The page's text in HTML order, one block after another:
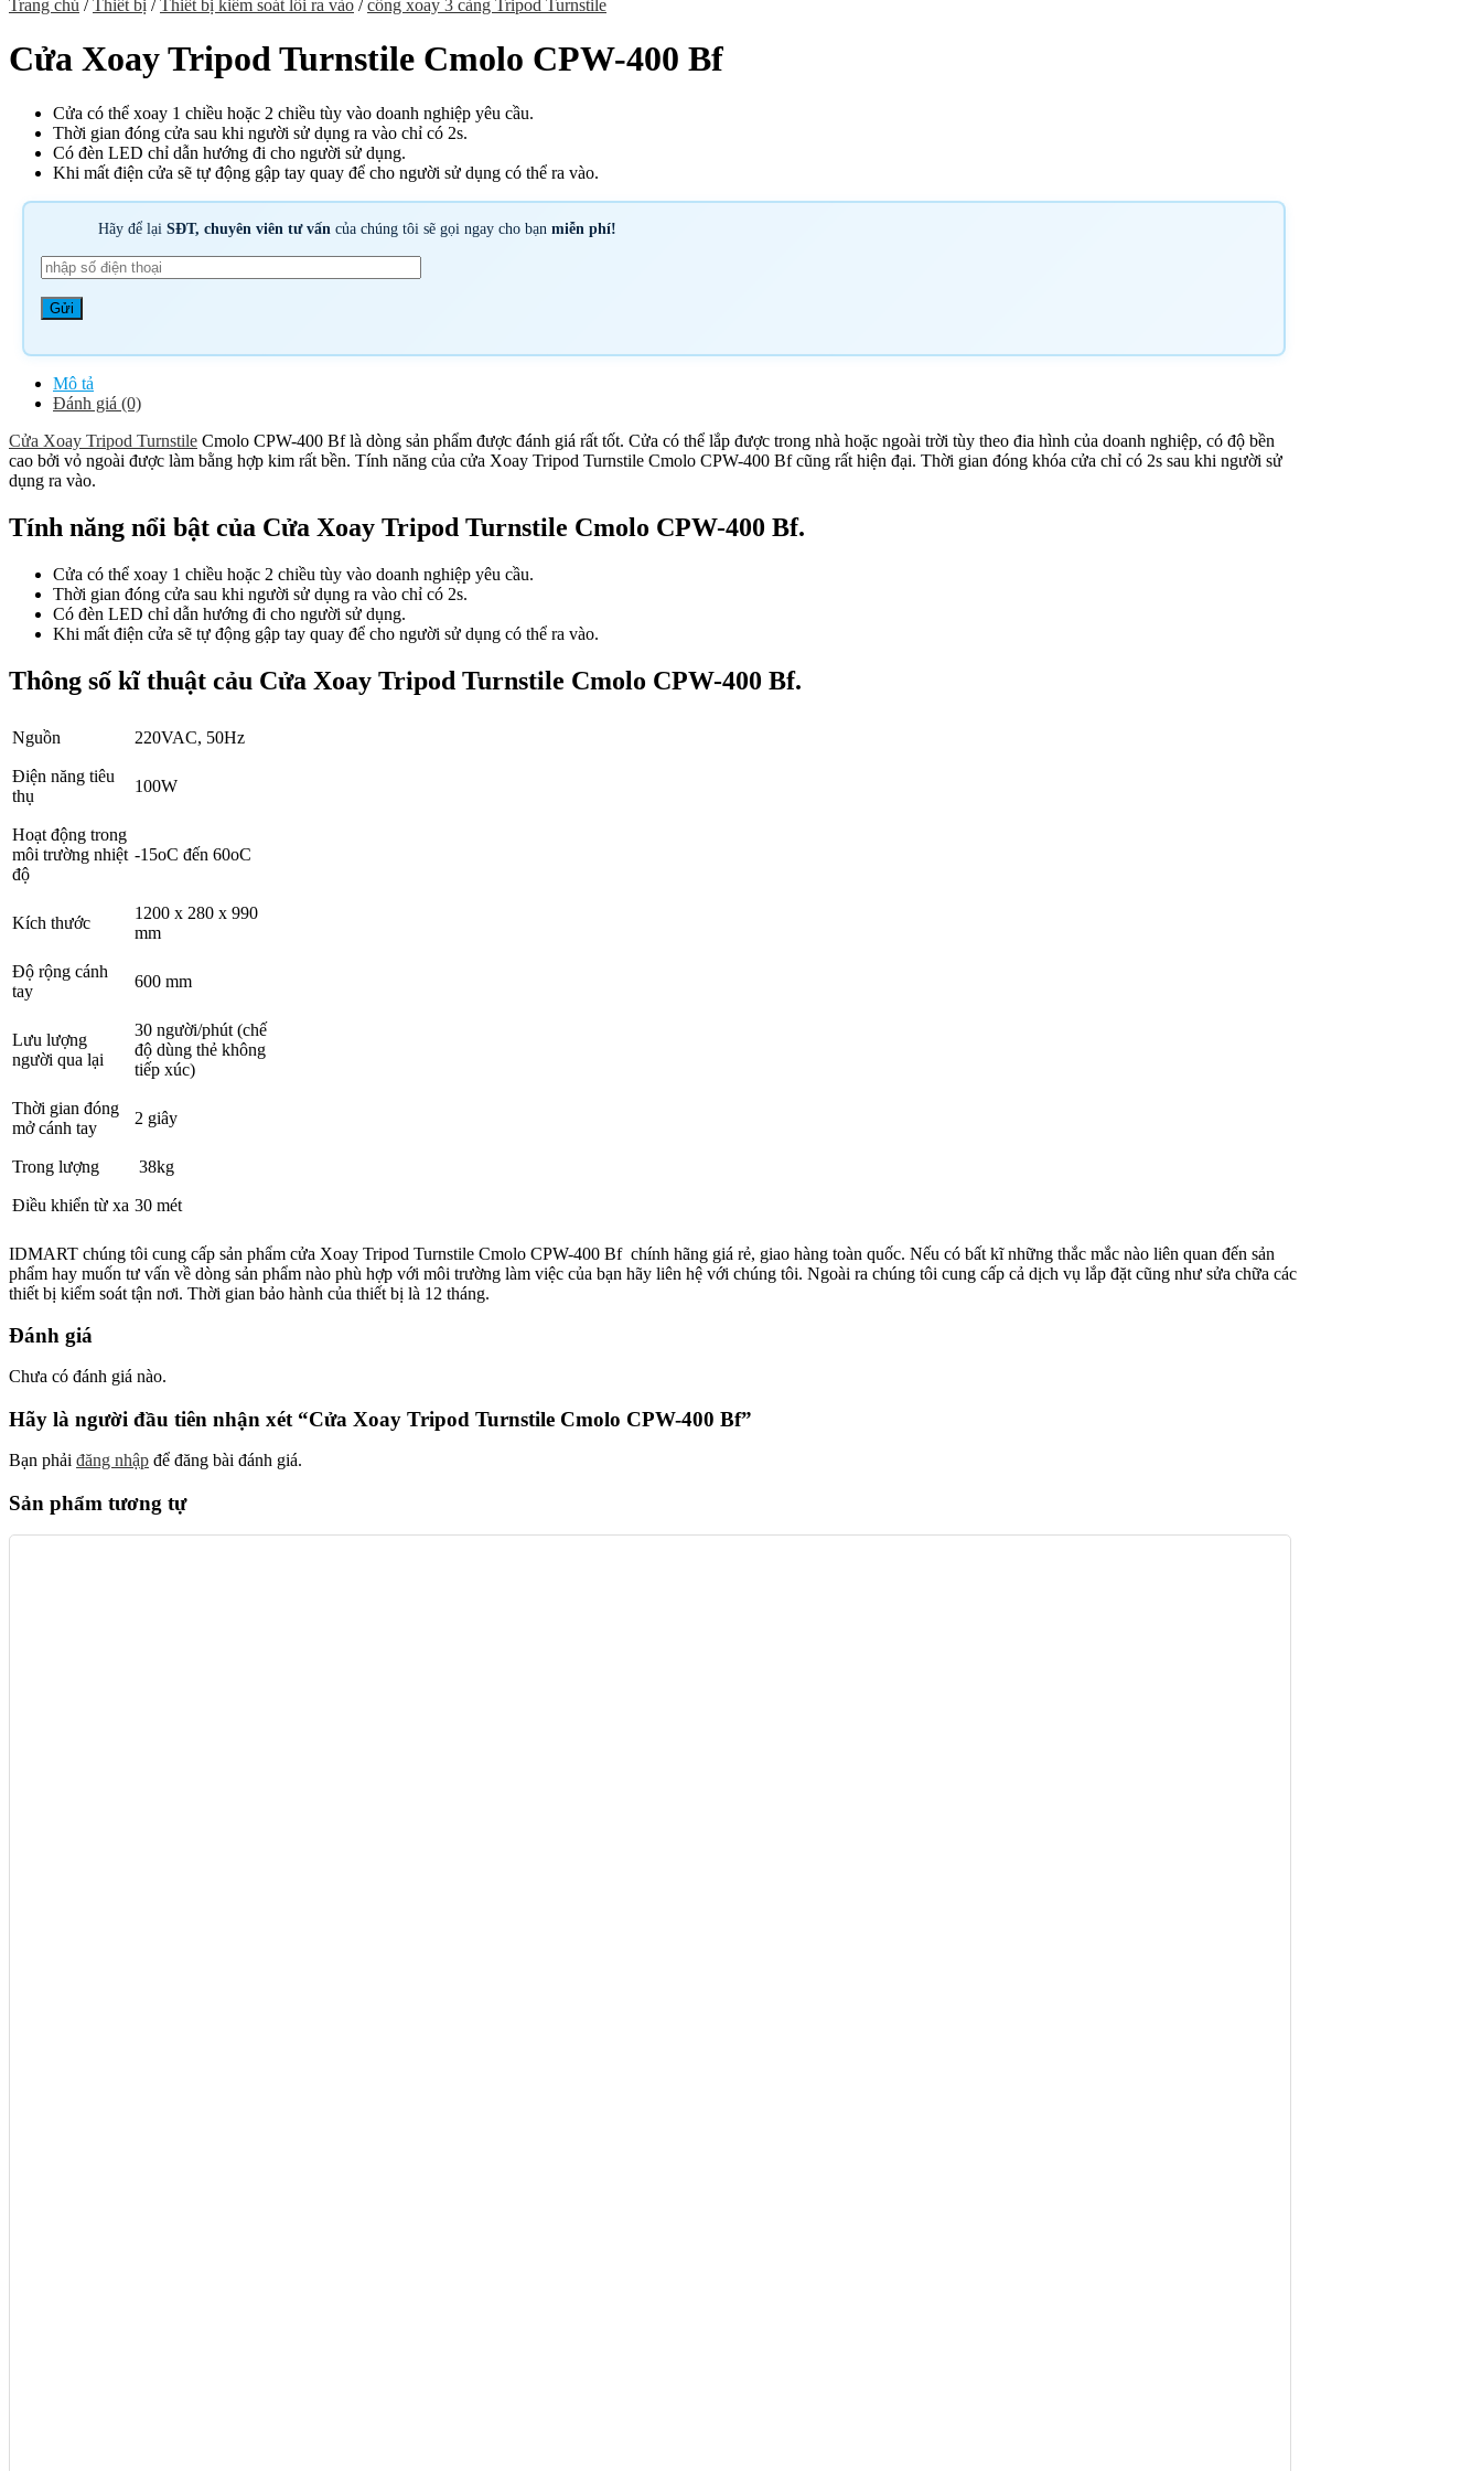
Trang chủ / Thiết bị / Thiết bị kiểm soát lối ra vào / cổng xoay 3 càng Tripod Turnstile
Cửa Xoay Tripod Turnstile Cmolo CPW-400 Bf
Cửa có thể xoay 1 chiều hoặc 2 chiều tùy vào doanh nghiệp yêu cầu.
Thời gian đóng cửa sau khi người sử dụng ra vào chỉ có 2s.
Có đèn LED chỉ dẫn hướng đi cho người sử dụng.
Khi mất điện cửa sẽ tự động gập tay quay để cho người sử dụng có thể ra vào.
Hãy để lạiSĐT, chuyên viên tư vấncủa chúng tôi sẽ gọi ngay cho bạn miễn phí!
Mô tả
Đánh giá (0)
Cửa Xoay Tripod Turnstile Cmolo CPW-400 Bf là dòng sản phẩm được đánh giá rất tốt. Cửa có thể lắp được trong nhà hoặc ngoài trời tùy theo đia hình của doanh nghiệp, có độ bền
cao bởi vỏ ngoài được làm bằng hợp kim rất bền. Tính năng của cửa Xoay Tripod Turnstile Cmolo CPW-400 Bf cũng rất hiện đại. Thời gian đóng khóa cửa chỉ có 2s sau khi người sử
dụng ra vào.
Tính năng nổi bật của Cửa Xoay Tripod Turnstile Cmolo CPW-400 Bf.
Cửa có thể xoay 1 chiều hoặc 2 chiều tùy vào doanh nghiệp yêu cầu.
Thời gian đóng cửa sau khi người sử dụng ra vào chỉ có 2s.
Có đèn LED chỉ dẫn hướng đi cho người sử dụng.
Khi mất điện cửa sẽ tự động gập tay quay để cho người sử dụng có thể ra vào.
Thông số kĩ thuật cảu Cửa Xoay Tripod Turnstile Cmolo CPW-400 Bf.
Nguồn 220VAC, 50Hz
Điện năng tiêu
thụ
100W
Hoạt động trong
môi trường nhiệt
độ
-15oC đến 60oC
Kích thước
1200 x 280 x 990
mm
Độ rộng cánh
tay
600 mm
Lưu lượng
người qua lại
30 người/phút (chế
độ dùng thẻ không
tiếp xúc)
Thời gian đóng
mở cánh tay
2 giây
Trong lượng 38kg
Điều khiển từ xa 30 mét
IDMART chúng tôi cung cấp sản phẩm cửa Xoay Tripod Turnstile Cmolo CPW-400 Bf chính hãng giá rẻ, giao hàng toàn quốc. Nếu có bất kĩ những thắc mắc nào liên quan đến sản
phẩm hay muốn tư vấn về dòng sản phẩm nào phù hợp với môi trường làm việc của bạn hãy liên hệ với chúng tôi. Ngoài ra chúng tôi cung cấp cả dịch vụ lắp đặt cũng như sửa chữa các
thiết bị kiểm soát tận nơi. Thời gian bảo hành của thiết bị là 12 tháng.
Đánh giá
Chưa có đánh giá nào.
Hãy là người đầu tiên nhận xét “Cửa Xoay Tripod Turnstile Cmolo CPW-400 Bf”
Bạn phải đăng nhập để đăng bài đánh giá.
Sản phẩm tương tự